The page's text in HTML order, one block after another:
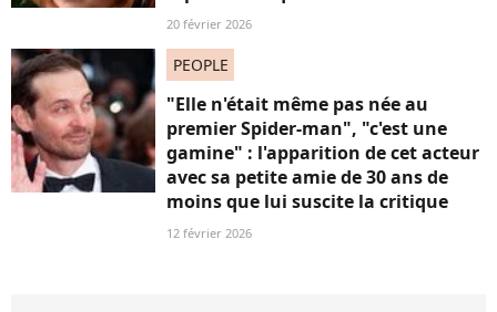
20 février 2026
PEOPLE
"Elle n'était même pas née au
premier Spider-man", "c'est une
gamine" : l'apparition de cet acteur
avec sa petite amie de 30 ans de
moins que lui suscite la critique
12 février 2026